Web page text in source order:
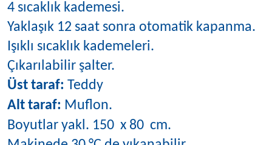
4 sıcaklık kademesi.
Yaklaşık 12 saat sonra otomatik kapanma.
Işıklı sıcaklık kademeleri.
Çıkarılabilir şalter.
Üst taraf: Teddy
Alt taraf: Muflon.
Boyutlar yakl. 150 x 80 cm.